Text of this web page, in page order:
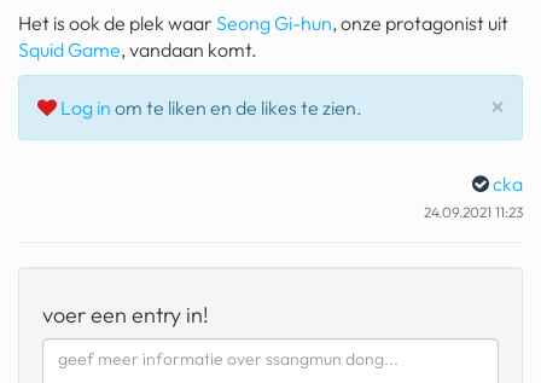
pokemon kaarten
fomo
21.4 procent btw
geochelone yniphora
wibra
blokker
Het is ook de plek waar Seong Gi-hun, onze protagonist uit
Squid Game, vandaan komt.
×
Log in om te liken en de likes te zien.
cka
24.09.2021 11:23
voer een entry in!